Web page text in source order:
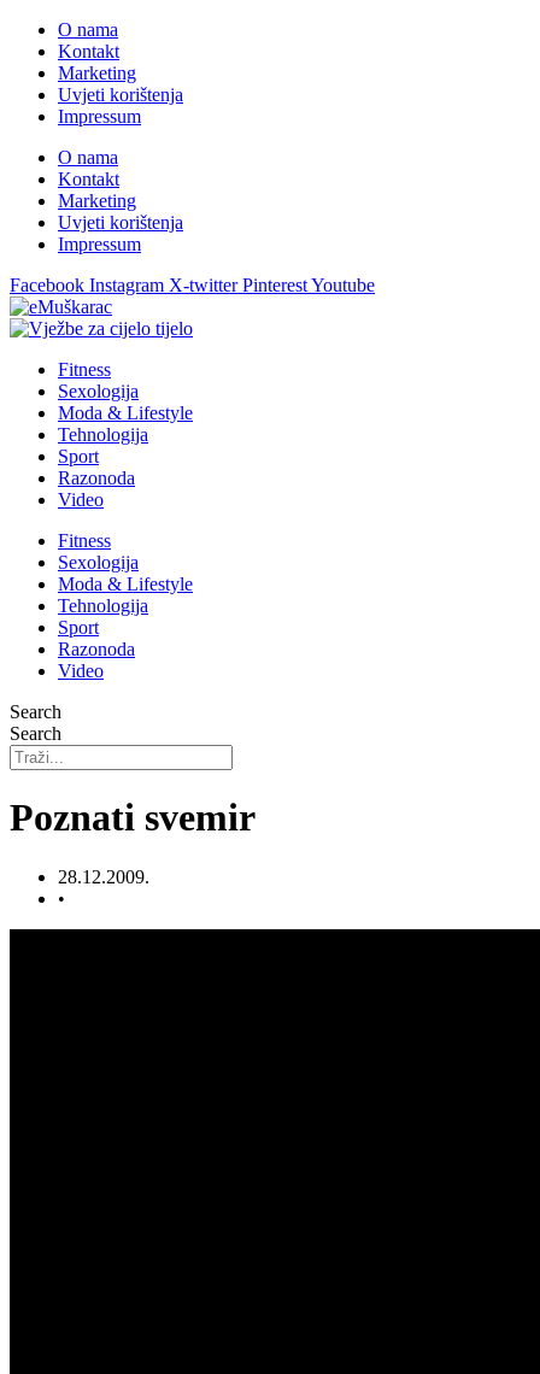
O nama
Kontakt
Marketing
Uvjeti korištenja
Impressum
O nama
Kontakt
Marketing
Uvjeti korištenja
Impressum
Facebook Instagram X-twitter PinterestYoutube
Fitness
Sexologija
Moda & Lifestyle
Tehnologija
Sport
Razonoda
Video
Fitness
Sexologija
Moda & Lifestyle
Tehnologija
Sport
Razonoda
Video
Search
Search
Poznati svemir
28.12.2009.
•